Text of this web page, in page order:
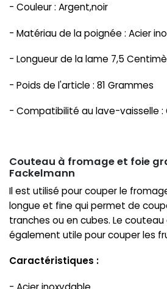
- Couleur : Argent,noir
- Matériau de la poignée : Acier
- Longueur de la lame 7,5
- Poids de l'article : 81 Grammes
- Compatibilité au lave-vaisselle :
Couteau à fromage et foie
Fackelmann
Il est utilisé pour couper le
longue et fine qui permet de
tranches ou en cubes. Le
également utile pour couper les
Caractéristiques :